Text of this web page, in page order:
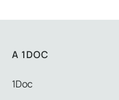
A 1DOC
1Doc